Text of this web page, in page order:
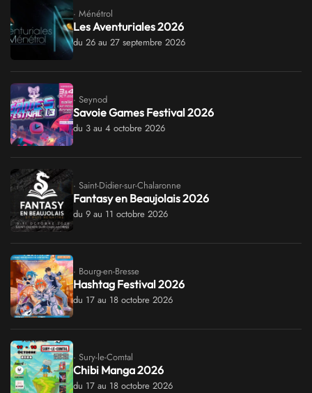
· Ménétrol
Les Aventuriales 2026
du 26 au 27 septembre 2026
· Seynod
Savoie Games Festival 2026
du 3 au 4 octobre 2026
· Saint-Didier-sur-Chalaronne
Fantasy en Beaujolais 2026
du 9 au 11 octobre 2026
· Bourg-en-Bresse
Hashtag Festival 2026
du 17 au 18 octobre 2026
· Sury-le-Comtal
Chibi Manga 2026
du 17 au 18 octobre 2026